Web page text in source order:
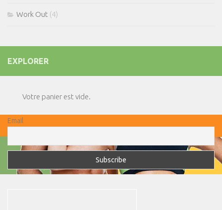
Work Out (4)
EXPLORER
Votre panier est vide.
Email